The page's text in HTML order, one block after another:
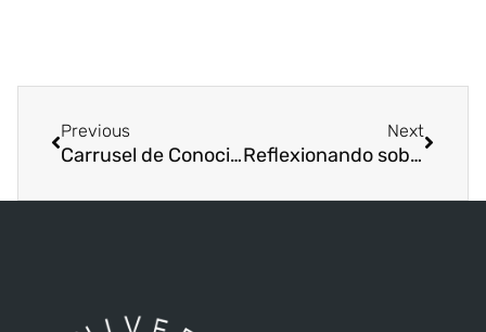
Previous
Carrusel de Conocimientos para Inspirar a los Futuros Educadores En la Sede Chorrera
Next
Reflexionando sobre la Docencia a través del Cine con Estudiantes de La Sede de Chorrera Analizan ‘El Último Vagón